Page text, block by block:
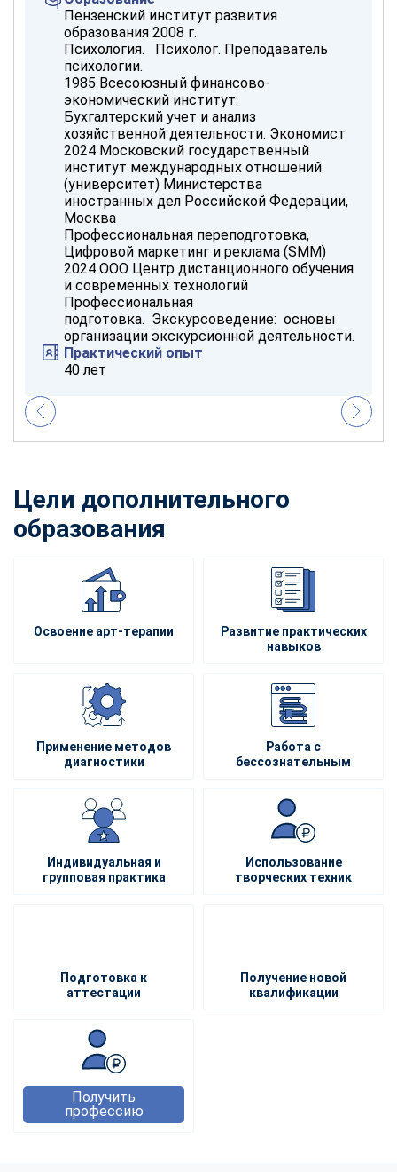
Пензенский институт развития
образования 2008 г.
Психология. Психолог. Преподаватель
психологии.
1985 Всесоюзный финансово-
экономический институт.
Бухгалтерский учет и анализ
хозяйственной деятельности. Экономист
2024 Московский государственный
институт международных отношений
(университет) Министерства
иностранных дел Российской Федерации,
Москва
Профессиональная переподготовка,
Цифровой маркетинг и реклама (SMM)
2024 ООО Центр дистанционного обучения
и современных технологий
Профессиональная
подготовка. Экскурсоведение: основы
организации экскурсионной деятельности.
Практический опыт
40 лет
Цели дополнительного
образования
Освоение арт-терапии
Развитие практических
навыков
Применение методов
диагностики
Работа с
бессознательным
Индивидуальная и
групповая практика
Использование
творческих техник
Подготовка к
аттестации
Получение новой
квалификации
Получить
профессию